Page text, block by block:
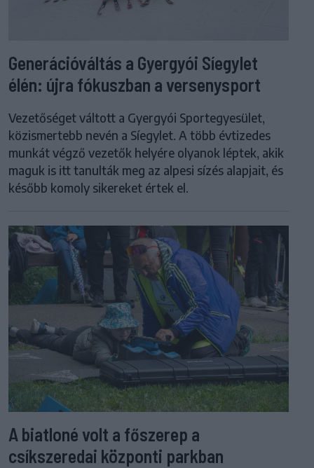
Generációváltás a Gyergyói Síegylet
élén: újra fókuszban a versenysport
Vezetőséget váltott a Gyergyói Sportegyesület,
közismertebb nevén a Síegylet. A több évtizedes
munkát végző vezetők helyére olyanok léptek, akik
maguk is itt tanulták meg az alpesi sízés alapjait, és
később komoly sikereket értek el.
A biatloné volt a főszerep a
csíkszeredai központi parkban